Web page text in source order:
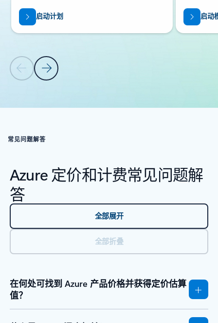
上一张幻灯片下一张幻灯片
启动计划 启动
返回到“资源 - 学习”选项卡部分
常见问题解答
Azure 定价和计费常见问题解
答
全部展开
全部折叠
在何处可找到 Azure 产品价格并获得定价估算
值？